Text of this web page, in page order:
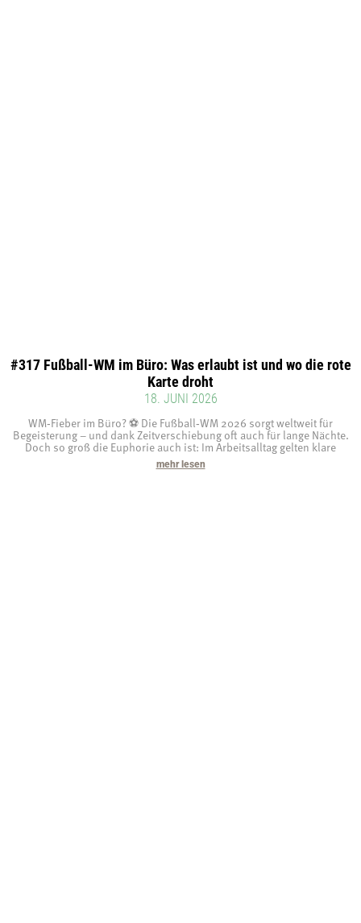
#317 Fußball-WM im Büro: Was erlaubt ist und wo die rote
Karte droht
18. JUNI 2026
WM‑Fieber im Büro? ⚽ Die Fußball‑WM 2026 sorgt weltweit für
Begeisterung – und dank Zeitverschiebung oft auch für lange Nächte.
Doch so groß die Euphorie auch ist: Im Arbeitsalltag gelten klare
mehr lesen